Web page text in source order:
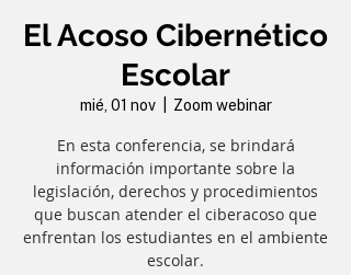
El Acoso Cibernético
Escolar
mié, 01 nov
  |
Zoom webinar
En esta conferencia, se brindará
información importante sobre la
legislación, derechos y procedimientos
que buscan atender el ciberacoso que
enfrentan los estudiantes en el ambiente
escolar.